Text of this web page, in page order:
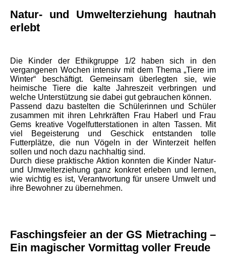
Natur- und Umwelterziehung hautnah
erlebt
Die Kinder der Ethikgruppe 1/2 haben sich in den
vergangenen Wochen intensiv mit dem Thema „Tiere im
Winter“ beschäftigt. Gemeinsam überlegten sie, wie
heimische Tiere die kalte Jahreszeit verbringen und
welche Unterstützung sie dabei gut gebrauchen können.
Passend dazu bastelten die Schülerinnen und Schüler
zusammen mit ihren Lehrkräften Frau Haberl und Frau
Gems kreative Vogelfutterstationen in alten Tassen. Mit
viel Begeisterung und Geschick entstanden tolle
Futterplätze, die nun Vögeln in der Winterzeit helfen
sollen und noch dazu nachhaltig sind.
Durch diese praktische Aktion konnten die Kinder Natur-
und Umwelterziehung ganz konkret erleben und lernen,
wie wichtig es ist, Verantwortung für unsere Umwelt und
ihre Bewohner zu übernehmen.
Faschingsfeier an der GS Mietraching –
Ein magischer Vormittag voller Freude